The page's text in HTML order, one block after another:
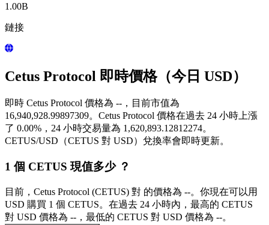
1.00B
鏈接
Cetus Protocol 即時價格（今日 USD）
即時 Cetus Protocol 價格為 --，目前市值為
16,940,928.99897309。Cetus Protocol 價格在過去 24 小時上漲
了 0.00%，24 小時交易量為 1,620,893.12812274。
CETUS/USD（CETUS 對 USD）兌換率會即時更新。
1 個 CETUS 現值多少 ？
目前，Cetus Protocol (CETUS) 對 的價格為 --。你現在可以用
USD 購買 1 個 CETUS。在過去 24 小時內，最高的 CETUS
對 USD 價格為 --，最低的 CETUS 對 USD 價格為 --。